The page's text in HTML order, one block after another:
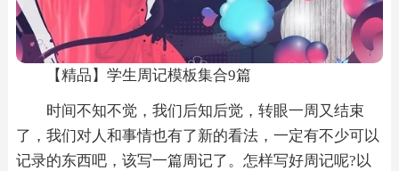
【精品】学生周记模板集合9篇
时间不知不觉，我们后知后觉，转眼一周又结束
了，我们对人和事情也有了新的看法，一定有不少可以
记录的东西吧，该写一篇周记了。怎样写好周记呢?以